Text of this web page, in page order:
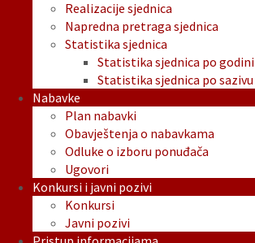
Realizacije sjednica
Napredna pretraga sjednica
Statistika sjednica
Statistika sjednica po godini
Statistika sjednica po sazivu
Nabavke
Plan nabavki
Obavještenja o nabavkama
Odluke o izboru ponuđača
Ugovori
Konkursi i javni pozivi
Konkursi
Javni pozivi